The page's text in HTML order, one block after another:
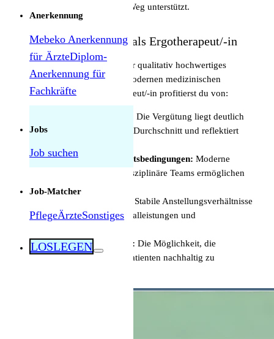
Herausforderungen als Pflegekraft in der
ist — und was nicht
Als Pflegekraft in die Schweiz: Leben, Kultur
Anerkennung
Mebeko Anerkennung
für ÄrzteDiplom-
Anerkennung für
Fachkräfte
Jobs
Job suchen
Job-Matcher
PflegeÄrzteSonstiges
LOSLEGEN
**medamicus** auf deinem Weg unterstützt.
Vorteile einer Karriere als Ergotherapeut/-in
Die Schweiz ist bekannt für ihr qualitativ hochwertiges
Gesundheitswesen und ihre modernen medizinischen
Einrichtungen. Als Ergotherapeut/-in profitierst du von:
Die Vergütung liegt deutlich
über dem europäischen Durchschnitt und reflektiert
Hervorragenden Arbeitsbedingungen: Moderne
Ausstattung und interdisziplinäre Teams ermöglichen
effektive Therapien.
Stabile Anstellungsverhältnisse
mit umfangreichen Sozialleistungen und
Persönlicher Erfüllung: Die Möglichkeit, die
Lebensqualität deiner Patienten nachhaltig zu